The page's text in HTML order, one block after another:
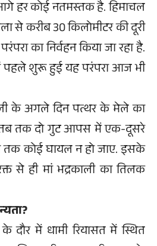
हर कोई नतमस्तक है. हिमाचल
से करीब 30 किलोमीटर की दूरी
का निर्वहन किया जा रहा है.
पहले शुरू हुई यह परंपरा आज भी
के अगले दिन पत्थर के मेले का
तब तक दो गुट आपस में एक-दूसरे
कोई घायल न हो जाए. इसके
से ही मां भद्रकाली का तिलक
दौर में धामी रियासत में स्थित